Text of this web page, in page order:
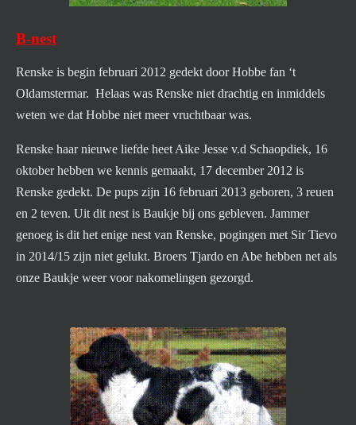
B-nest
Renske is begin februari 2012 gedekt door Hobbe fan ‘t
Oldamstermar. Helaas was Renske niet drachtig en inmiddels
weten we dat Hobbe niet meer vruchtbaar was.
Renske haar nieuwe liefde heet Aike Jesse v.d Schaopdiek, 16
oktober hebben we kennis gemaakt, 17 december 2012 is
Renske gedekt. De pups zijn 16 februari 2013 geboren, 3 reuen
en 2 teven. Uit dit nest is Baukje bij ons gebleven. Jammer
genoeg is dit het enige nest van Renske, pogingen met Sir Tievo
in 2014/15 zijn niet gelukt. Broers Tjardo en Abe hebben net als
onze Baukje weer voor nakomelingen gezorgd.